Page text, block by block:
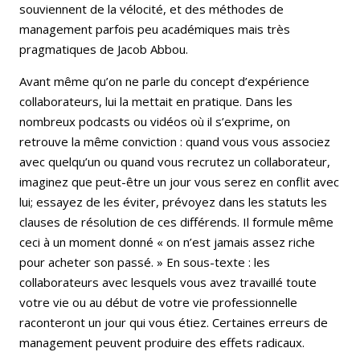
souviennent de la vélocité, et des méthodes de
management parfois peu académiques mais très
pragmatiques de Jacob Abbou.
Avant même qu’on ne parle du concept d’expérience
collaborateurs, lui la mettait en pratique. Dans les
nombreux podcasts ou vidéos où il s’exprime, on
retrouve la même conviction : quand vous vous associez
avec quelqu’un ou quand vous recrutez un collaborateur,
imaginez que peut-être un jour vous serez en conflit avec
lui; essayez de les éviter, prévoyez dans les statuts les
clauses de résolution de ces différends. Il formule même
ceci à un moment donné « on n’est jamais assez riche
pour acheter son passé. » En sous-texte : les
collaborateurs avec lesquels vous avez travaillé toute
votre vie ou au début de votre vie professionnelle
raconteront un jour qui vous étiez. Certaines erreurs de
management peuvent produire des effets radicaux.